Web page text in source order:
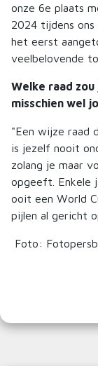
onze 6e plaats
2024 tijdens
het eerst
veelbelovende
Welke raad
misschien wel
"Een wijze raad
is jezelf nooit
zolang je maar
opgeeft. Enkele
ooit een World
pijlen al gericht
Foto: